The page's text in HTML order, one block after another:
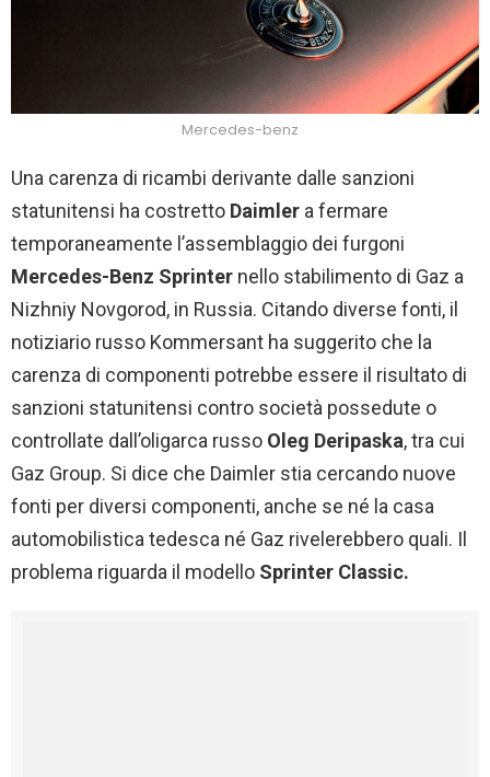
Mercedes-benz
Una carenza di ricambi derivante dalle sanzioni
statunitensi ha costretto Daimler a fermare
temporaneamente l’assemblaggio dei furgoni
Mercedes-Benz Sprinter nello stabilimento di Gaz a
Nizhniy Novgorod, in Russia. Citando diverse fonti, il
notiziario russo Kommersant ha suggerito che la
carenza di componenti potrebbe essere il risultato di
sanzioni statunitensi contro società possedute o
controllate dall’oligarca russo Oleg Deripaska, tra cui
Gaz Group. Si dice che Daimler stia cercando nuove
fonti per diversi componenti, anche se né la casa
automobilistica tedesca né Gaz rivelerebbero quali. Il
problema riguarda il modello Sprinter Classic.